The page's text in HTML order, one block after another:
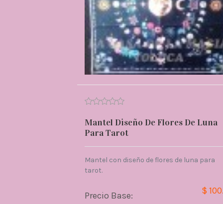
Mantel Diseño De Flores De Luna
Para Tarot
Mantel con diseño de flores de luna para
tarot.
Precio Base: $